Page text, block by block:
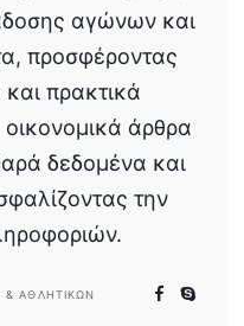
αγώνων και
προσφέροντας
πρακτικά
άρθρα
δεδομένα και
την
ΑΘΛΗΤΙΚΏΝ